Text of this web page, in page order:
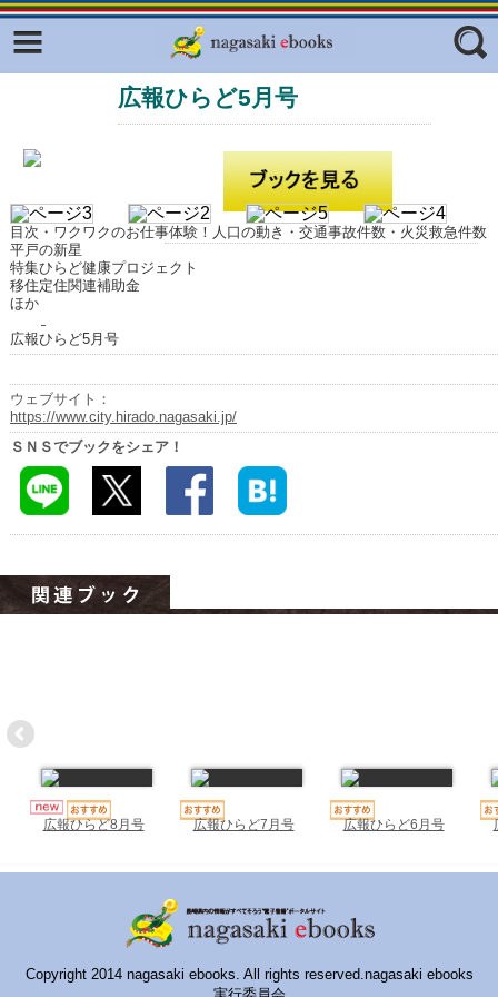
フリーワード
ジャンル
広報ひらど5月号
目次・ワクワクのお仕事体験！人口の動き・交通事故件数・火災救急件数
平戸の新星
特集ひらど健康プロジェクト
移住定住関連補助金
ほか
広報ひらど5月号
ウェブサイト：
https://www.city.hirado.nagasaki.jp/
ＳＮＳでブックをシェア！
広報ひらど8月号 広報ひらど7月号 広報ひらど6月号
Copyright 2014 nagasaki ebooks. All rights reserved.nagasaki ebooks
Facebook
ふくいろキラリプロジェクト
ラリー（TOKYO Brochures）
はじめてご利用される方へ
コンテンツ
明治日本の産業革命遺産
長崎と天草地方の潜伏キリシタン
関連遺産
大学・専門学校ナビ
ハイスクールナビ
いきebooks
みなみしまばらebooks
はさみebooks
ながさき市ebooks
さいかいイーブックス